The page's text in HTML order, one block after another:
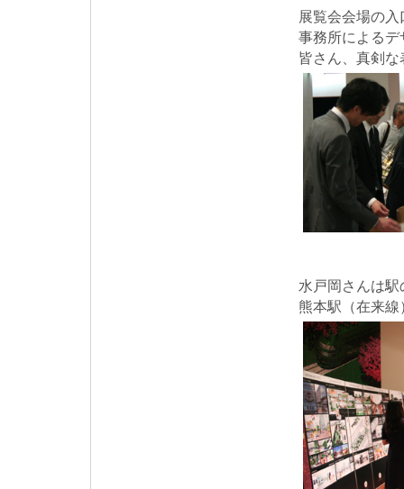
展覧会会場の
事務所による
皆さん、真剣
水戸岡さんは
熊本駅（在来